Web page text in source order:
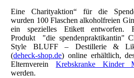
Eine Charityaktion“ für die
wurden 100 Flaschen alkoholfreien
ein spezielles Etikett
Produkt "die spendenpraktikantin"
Style BLUFF – Destillerie &
(deheck-shop.de) online erhältlich,
ElternvereinKrebskranke Kinder
werden.